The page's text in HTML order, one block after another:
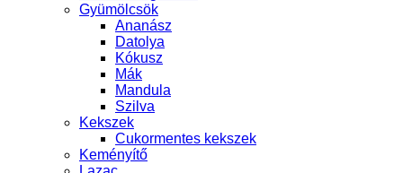
Gyümölcsök
Ananász
Datolya
Kókusz
Mák
Mandula
Szilva
Kekszek
Cukormentes kekszek
Keményítő